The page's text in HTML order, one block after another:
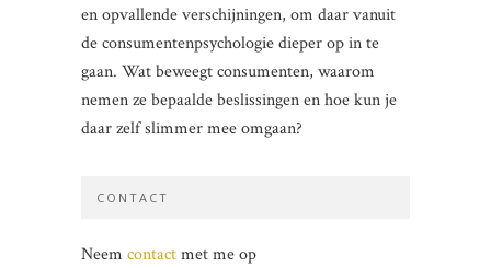
en opvallende verschijningen, om daar vanuit
de consumentenpsychologie dieper op in te
gaan. Wat beweegt consumenten, waarom
nemen ze bepaalde beslissingen en hoe kun je
daar zelf slimmer mee omgaan?
CONTACT
Neem contactmet me op